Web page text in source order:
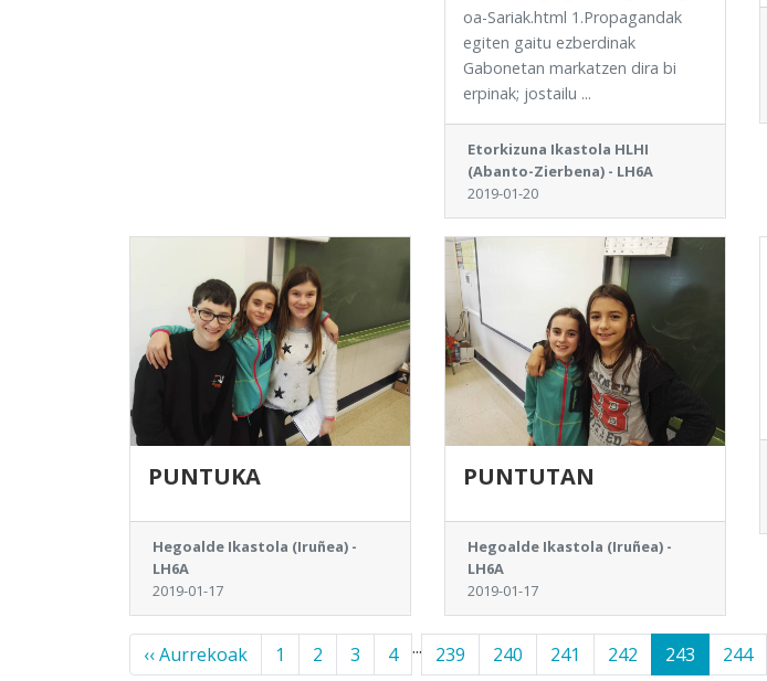
oa-Sariak.html 1.Propagandak
egiten gaitu ezberdinak
Gabonetan markatzen dira bi
erpinak; jostailu ...
Etorkizuna Ikastola HLHI
(Abanto-Zierbena) - LH6A
2019-01-20
PUNTUKA
Hegoalde Ikastola (Iruñea) -
LH6A
2019-01-17
PUNTUTAN
Hegoalde Ikastola (Iruñea) -
LH6A
2019-01-17
‹‹ Aurrekoak 1 2 3 4 ... 239 240 241 242 243 244